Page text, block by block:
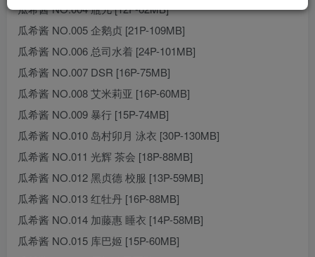
瓜希酱 NO.004 瓶儿 [12P-62MB]
瓜希酱 NO.005 企鹅贞 [21P-109MB]
瓜希酱 NO.006 总司水着 [24P-101MB]
瓜希酱 NO.007 DSR [16P-75MB]
瓜希酱 NO.008 艾米莉亚 [16P-60MB]
瓜希酱 NO.009 暴行 [15P-74MB]
瓜希酱 NO.010 岛村卯月 泳衣 [30P-130MB]
瓜希酱 NO.011 光辉 茶会 [18P-88MB]
瓜希酱 NO.012 黑贞德 校服 [13P-59MB]
瓜希酱 NO.013 红牡丹 [16P-88MB]
瓜希酱 NO.014 加藤惠 睡衣 [14P-58MB]
瓜希酱 NO.015 库巴姬 [15P-60MB]